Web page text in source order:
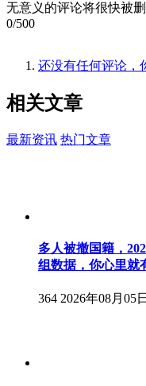
无意义的评论将很快被
0/500
还没有任何评论，
相关文章
最新资讯 热门文章
多人被撤国籍，
组数据，你心里就
364 2026年08月05日